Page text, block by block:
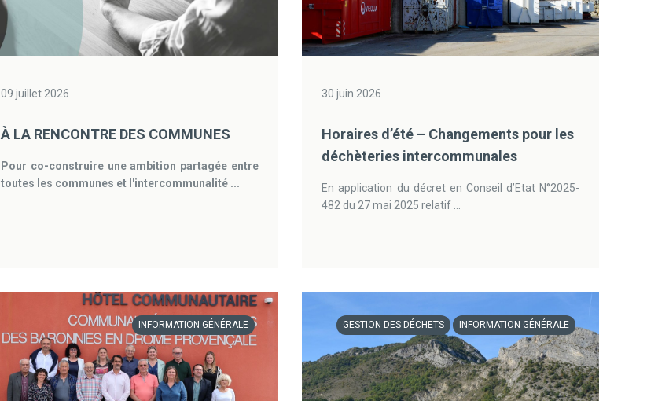
09 juillet 2026
À LA RENCONTRE DES COMMUNES
Pour co-construire une ambition partagée entre
toutes les communes et l'intercommunalité ...
30 juin 2026
Horaires d’été – Changements pour les
déchèteries intercommunales
En application du décret en Conseil d’Etat N°2025-
482 du 27 mai 2025 relatif ...
INFORMATION GÉNÉRALE GESTION DES DÉCHETS INFORMATION GÉNÉRALE